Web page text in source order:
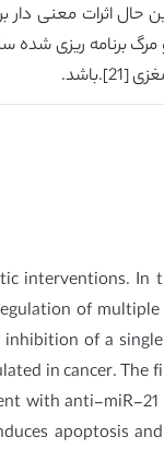
interventions. In
of
of a
in cancer. The
with anti-miR-
apoptosis